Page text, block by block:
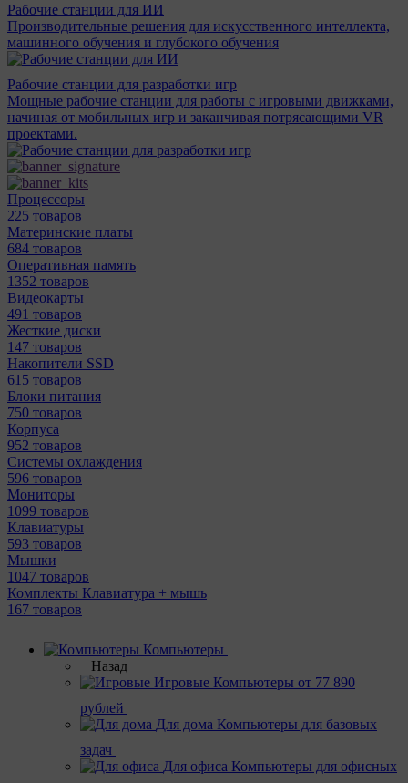
Рабочие станции для ИИ
Производительные решения для искусственного интеллекта,
машинного обучения и глубокого обучения
Рабочие станции для разработки игр
Мощные рабочие станции для работы с игровыми движками,
начиная от мобильных игр и заканчивая потрясающими VR
проектами.
Процессоры
225 товаров
Материнcкие платы
684 товаров
Оперативная память
1352 товаров
Видеокарты
491 товаров
Жесткие диски
147 товаров
Накопители SSD
615 товаров
Блоки питания
750 товаров
Корпуса
952 товаров
Системы охлаждения
596 товаров
Мониторы
1099 товаров
Клавиатуры
593 товаров
Мышки
1047 товаров
Комплекты Клавиатура + мышь
167 товаров
Компьютеры
Назад
Игровые Компьютеры от 77 890
рублей
Для дома Компьютеры для базовых
задач
Для офиса Компьютеры для офисных